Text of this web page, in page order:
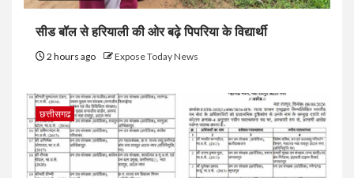
सीड बॉल से हरियाली की ओर बढ़े पिपरिया के विद्यार्थी
2 hours ago Expose Today News
छत्तीसगढ